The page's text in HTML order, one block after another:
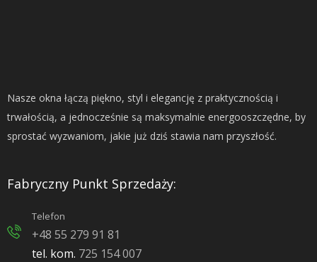
Nasze okna łączą piękno, styl i elegancję z praktycznością i
trwałością, a jednocześnie są maksymalnie energooszczędne, by
sprostać wyzwaniom, jakie już dziś stawia nam przyszłość.
Fabryczny Punkt Sprzedaży:
Telefon
+48 55 279 91 81
tel. kom. 725 154 007